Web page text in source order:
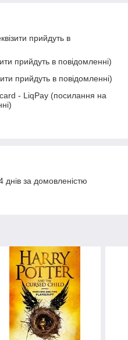
прийдуть в
прийдуть в повідомленні)
прийдуть в повідомленні)
- LiqPay (посилання на
за домовленістю